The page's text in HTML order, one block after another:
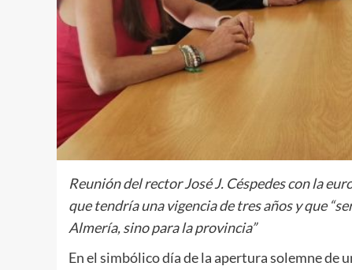
Reunión del rector José J. Céspedes con la
que tendría una vigencia de tres años y que
Almería, sino para la provincia”
En el simbólico día de la apertura solemne de